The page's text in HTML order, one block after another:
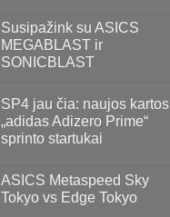
Susipažink su ASICS
MEGABLAST ir
SONICBLAST
SP4 jau čia: naujos kartos
„adidas Adizero Prime“
sprinto startukai
ASICS Metaspeed Sky
Tokyo vs Edge Tokyo